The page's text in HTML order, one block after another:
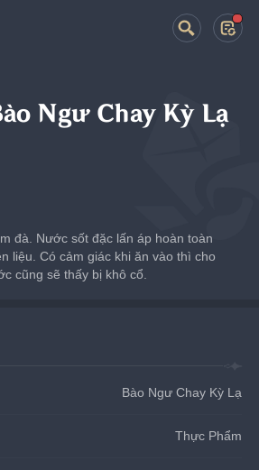
Ngư Chay Kỳ Lạ
đà. Nước sốt đặc lấn áp hoàn toàn
liệu. Có cảm giác khi ăn vào thì cho
cũng sẽ thấy bị khô cổ.
Bào Ngư Chay Kỳ Lạ
Thực Phẩm